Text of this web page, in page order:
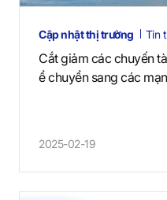
Cập nhật thị trường Tin
Cắt giảm các chuyến
ể chuyển sang các
2025-02-19